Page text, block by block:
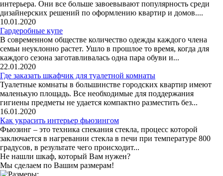
интерьера. Они все больше завоевывают популярность среди
дизайнерских решений по оформлению квартир и домов....
10.01.2020
Гардеробные купе
В современном обществе количество одежды каждого члена
семьи неуклонно растет. Ушло в прошлое то время, когда для
каждого сезона заготавливалась одна пара обуви и...
22.01.2020
Где заказать шкафчик для туалетной комнаты
Туалетные комнаты в большинстве городских квартир имеют
маленькую площадь. Все необходимые для поддержания
гигиены предметы не удается компактно разместить без...
16.01.2020
Как украсить интерьер фьюзингом
Фьюзинг – это техника спекания стекла, процесс которой
заключается в нагревании стекла в печи при температуре 800
градусов, в результате чего происходит...
Не нашли шкаф, который Вам нужен?
Мы сделаем по Вашим размерам!